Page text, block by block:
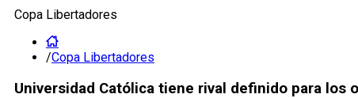
Copa Libertadores
/Copa Libertadores
Universidad Católica tiene rival definido para los